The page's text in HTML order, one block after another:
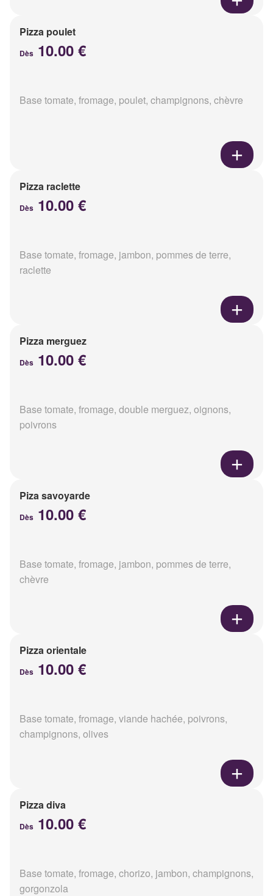
Pizza poulet
Dès 10.00 €
Base tomate, fromage, poulet, champignons, chèvre
Pizza raclette
Dès 10.00 €
Base tomate, fromage, jambon, pommes de terre,
raclette
Pizza merguez
Dès 10.00 €
Base tomate, fromage, double merguez, oignons,
poivrons
Piza savoyarde
Dès 10.00 €
Base tomate, fromage, jambon, pommes de terre,
chèvre
Pizza orientale
Dès 10.00 €
Base tomate, fromage, viande hachée, poivrons,
champignons, olives
Pizza diva
Dès 10.00 €
Base tomate, fromage, chorizo, jambon, champignons,
gorgonzola